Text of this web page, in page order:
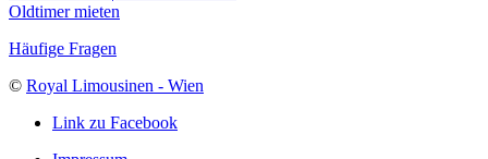
Oldtimer mieten
Häufige Fragen
© Royal Limousinen - Wien
Link zu Facebook